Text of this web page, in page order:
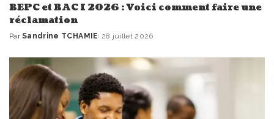
BEPC et BAC I 2026 : Voici comment faire une
réclamation
Publié
Par Sandrine TCHAMIE 28 juillet 2026